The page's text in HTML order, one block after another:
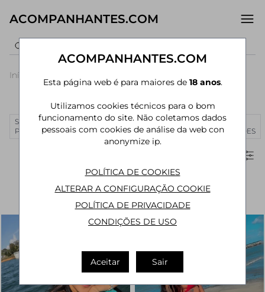
ACOMPANHANTES.COM
Início
SÃO
PAULO
RIO DE
JANEIRO
CURITIBA MANAUS
JOÃO
PESSOA
MAIS
CIDADES
ACOMPANHANTES.COM
Esta página web é para maiores de 18 anos.
Utilizamos cookies técnicos para o bom
funcionamento do site. Não coletamos dados
pessoais com cookies de análise da web con
anonymize ip.
POLÍTICA DE COOKIES
ALTERAR A CONFIGURAÇÃO COOKIE
POLÍTICA DE PRIVACIDADE
CONDIÇÕES DE USO
Aceitar Sair